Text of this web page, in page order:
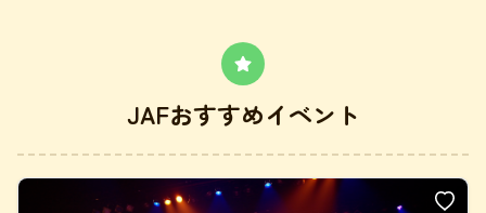
JAFおすすめイベント